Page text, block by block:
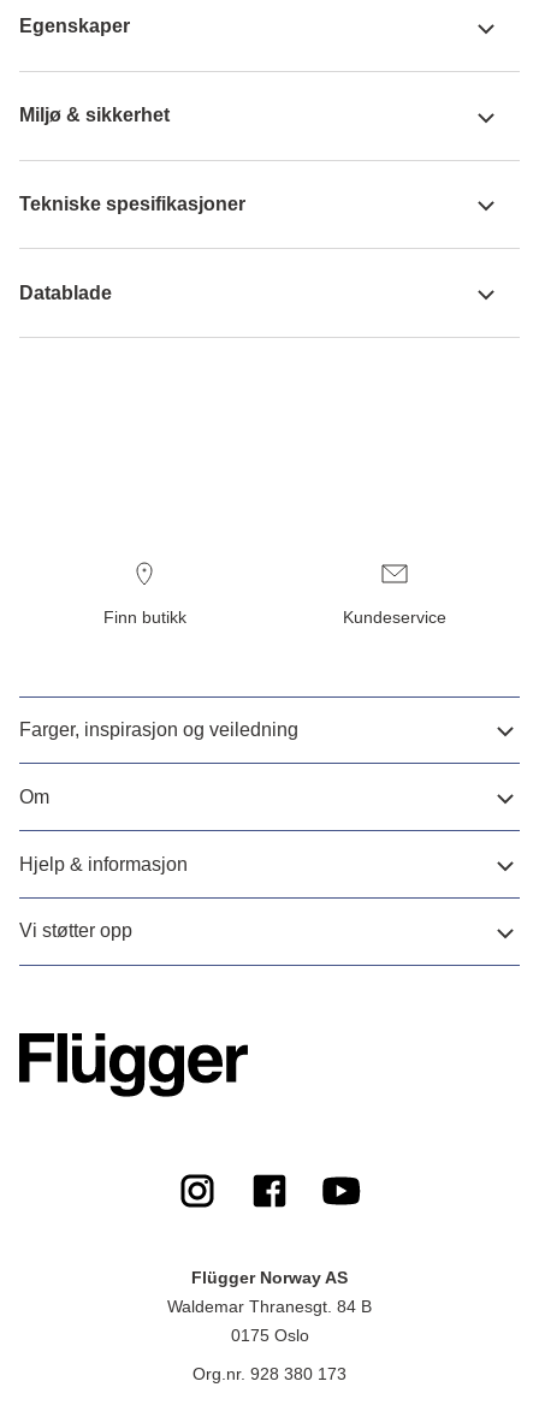
Egenskaper
Miljø & sikkerhet
Tekniske spesifikasjoner
Datablade
Finn butikk Kundeservice
Farger, inspirasjon og veiledning
Om
Hjelp & informasjon
Vi støtter opp
Flügger Norway AS
Waldemar Thranesgt. 84 B
0175 Oslo
Org.nr. 928 380 173